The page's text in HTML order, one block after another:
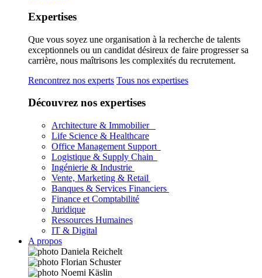
Expertises
Que vous soyez une organisation à la recherche de talents
exceptionnels ou un candidat désireux de faire progresser sa
carrière, nous maîtrisons les complexités du recrutement.
Rencontrez nos experts Tous nos expertises
Découvrez nos expertises
Architecture & Immobilier
Life Science & Healthcare
Office Management Support
Logistique & Supply Chain
Ingénierie & Industrie
Vente, Marketing & Retail
Banques & Services Financiers
Finance et Comptabilité
Juridique
Ressources Humaines
IT & Digital
A propos